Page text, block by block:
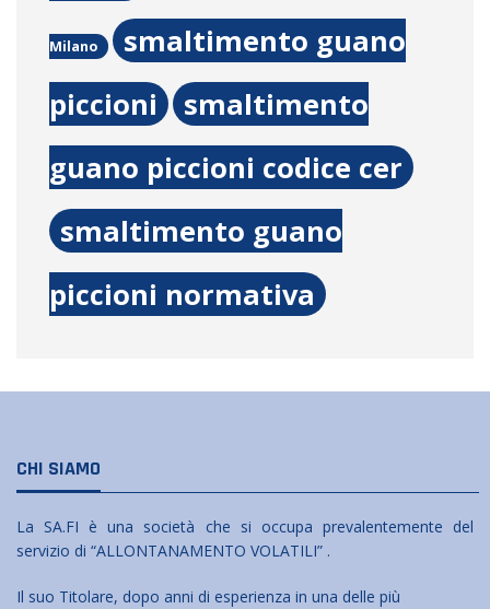
Milano
smaltimento guano
piccioni
smaltimento
guano piccioni codice cer
smaltimento guano
piccioni normativa
CHI SIAMO
La SA.FI è una società che si occupa prevalentemente del
servizio di “ALLONTANAMENTO VOLATILI” .
Il suo Titolare, dopo anni di esperienza in una delle più